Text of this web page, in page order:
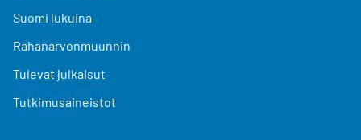
Suomi lukuina
Rahanarvonmuunnin
Tulevat julkaisut
Tutkimusaineistot